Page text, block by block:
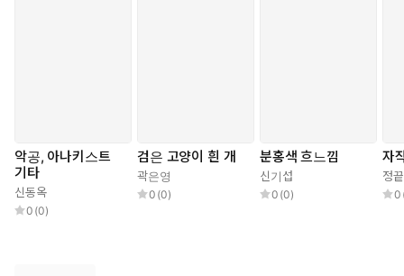
악공, 아나키스트
기타
신동옥
0 (0)
검은 고양이 흰 개
곽은영
0 (0)
분홍색 흐느낌
신기섭
0 (0)
자
정
0